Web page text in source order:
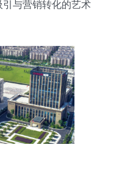
引与营销转化的艺术